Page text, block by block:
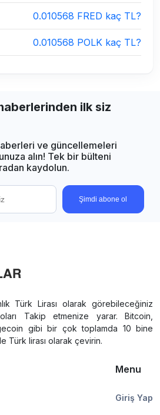
0.010568 FRED kaç TL?
0.010568 POLK kaç TL?
ilk siz
ve güncellemeleri
alın! Tek bir bülteni
kaydolun.
Şimdi abone ol
Türk Lirası olarak görebileceğiniz
Takip etmenize yarar. Bitcoin,
gibi bir çok toplamda 10 bine
Türk lirası olarak çevirin.
Menu
Giriş Yap